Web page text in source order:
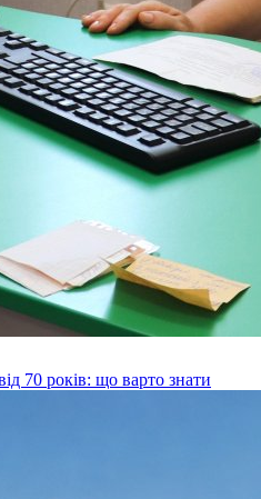
70 років: що варто знати